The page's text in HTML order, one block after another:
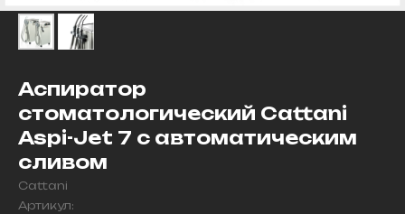
Аспиратор
стоматологический Cattani
Aspi-Jet 7 с автоматическим
сливом
Cattani
Артикул: